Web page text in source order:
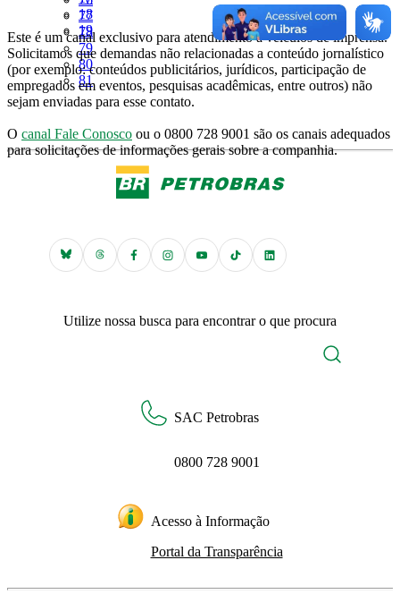
Página
18
Página
19
Página
77
Página
78
Página
79
Página
80
Página
81
Este é um canal exclusivo para atendimento a veículos de imprensa.
Solicitamos que demandas não relacionadas a conteúdo jornalístico
(por exemplo: conteúdos publicitários, jurídicos, participação de
empregados em eventos, pesquisas acadêmicas, entre outros) não
sejam enviadas para esse contato.
O canal Fale Conosco ou o 0800 728 9001 são os canais adequados
para solicitações de informações gerais sobre a companhia.
Utilize nossa busca para encontrar o que procura
SAC Petrobras
0800 728 9001
Acesso à Informação
Portal da Transparência